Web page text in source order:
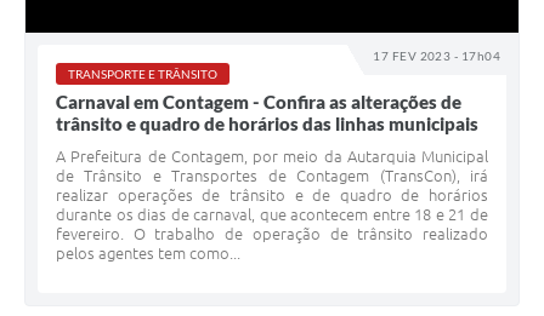
17 FEV 2023 - 17h04
TRANSPORTE E TRÂNSITO
Carnaval em Contagem - Confira as alterações de
trânsito e quadro de horários das linhas municipais
A Prefeitura de Contagem, por meio da Autarquia Municipal
de Trânsito e Transportes de Contagem (TransCon), irá
realizar operações de trânsito e de quadro de horários
durante os dias de carnaval, que acontecem entre 18 e 21 de
fevereiro. O trabalho de operação de trânsito realizado
pelos agentes tem como...